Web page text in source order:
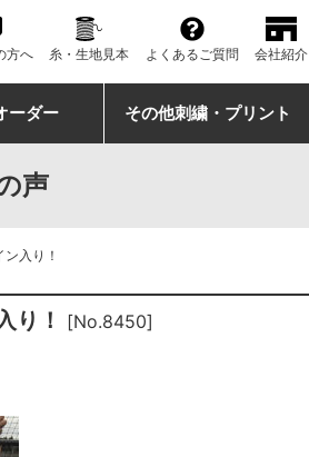
方へ 糸・生地見本 よくあるご質問 会社紹介
ーダー その他刺繍・プリント
声
入り！
り！ [No.8450]